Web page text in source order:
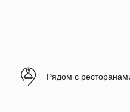
Рядом с